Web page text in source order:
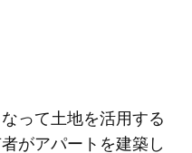
って土地を活用する
がアパートを建築し